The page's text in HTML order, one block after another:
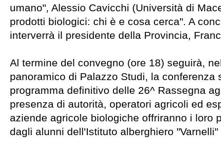
umano", Alessio Cavicchi (Università di
prodotti biologici: chi è e cosa cerca". A
interverrà il presidente della Provincia,
Al termine del convegno (ore 18) seguirà,
panoramico di Palazzo Studi, la conferenza
programma definitivo delle 26^ Rassegna
presenza di autorità, operatori agricoli ed
aziende agricole biologiche offriranno i loro
dagli alunni dell'Istituto alberghiero